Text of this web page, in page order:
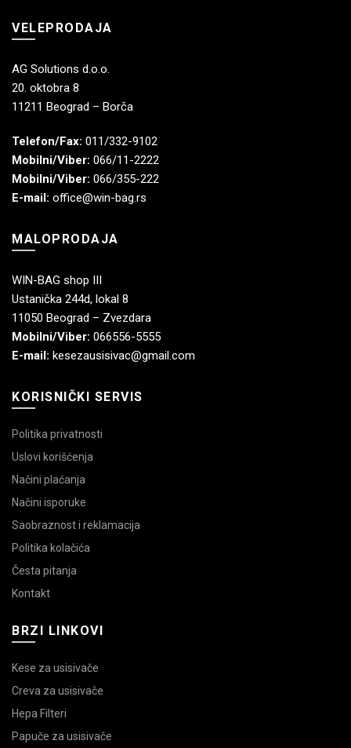
VELEPRODAJA
AG Solutions d.o.o.
20. oktobra 8
11211 Beograd – Borča
Telefon/Fax: 011/332-9102
Mobilni/Viber: 066/11-2222
Mobilni/Viber: 066/355-222
E-mail: office@win-bag.rs
MALOPRODAJA
WIN-BAG shop III
Ustanička 244d, lokal 8
11050 Beograd – Zvezdara
Mobilni/Viber: 066556-5555
E-mail: kesezausisivac@gmail.com
KORISNIČKI SERVIS
Politika privatnosti
Uslovi korišćenja
Načini plaćanja
Načini isporuke
Saobraznost i reklamacija
Politika kolačića
Česta pitanja
Kontakt
BRZI LINKOVI
Kese za usisivače
Creva za usisivače
Hepa Filteri
Papuče za usisivače